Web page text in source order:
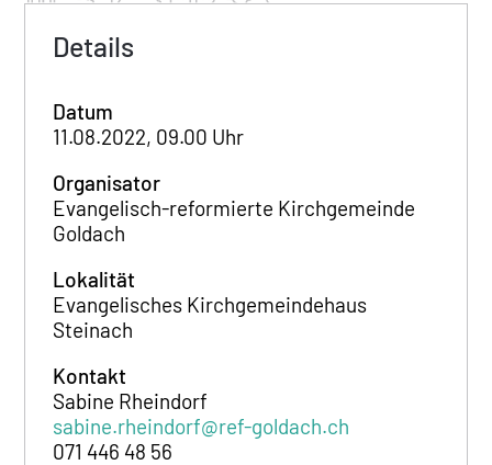
Details
Datum
11.08.2022, 09.00 Uhr
Organisator
Evangelisch-reformierte Kirchgemeinde
Goldach
Lokalität
Evangelisches Kirchgemeindehaus
Steinach
Kontakt
Sabine Rheindorf
sabine.rheindorf@ref-goldach.ch
071 446 48 56